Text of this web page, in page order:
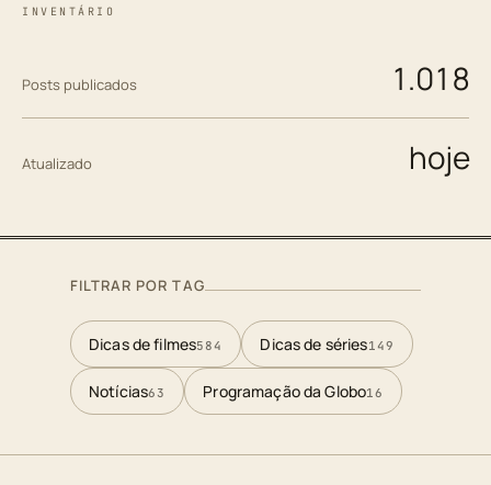
INVENTÁRIO
Posts publicados 1.018
Atualizado hoje
FILTRAR POR TAG
Dicas de filmes584 Dicas de séries149
Notícias63 Programação da Globo16